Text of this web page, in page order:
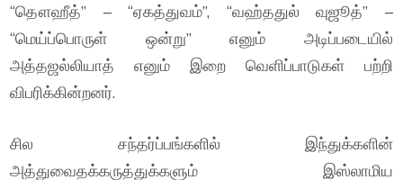
“தௌஹீத்” – “ஏகத்துவம்”, “வஹ்ததுல் வுஜூத்” –
“மெய்ப்பொருள் ஒன்று” எனும் அடிப்படையில்
அத்தஜல்லியாத் எனும் இறை வெளிப்பாடுகள் பற்றி
விபரிக்கின்றனர்.
சில சந்தர்ப்பங்களில் இந்துக்களின்
அத்துவைதக்கருத்துக்களும் இஸ்லாமிய